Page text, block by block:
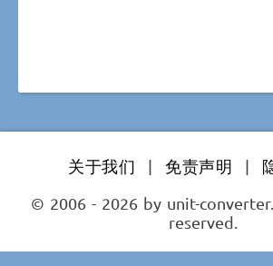
关于我们 | 免责声明 |
© 2006 - 2026 by unit-
reserved.